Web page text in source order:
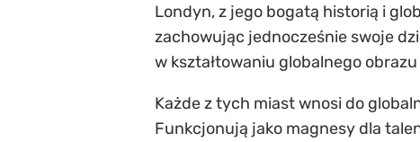
Londyn, z jego bogatą historią i
zachowując jednocześnie swoje
w kształtowaniu globalnego
Każde z tych miast wnosi do
Funkcjonują jako magnesy dla